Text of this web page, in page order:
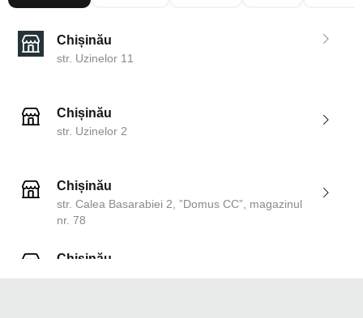
Chișinău
str. Uzinelor 11
Chișinău
str. Uzinelor 2
Chișinău
str. Calea Basarabiei 2, ”Domus CC”, magazinul
nr. 78
Chișinău